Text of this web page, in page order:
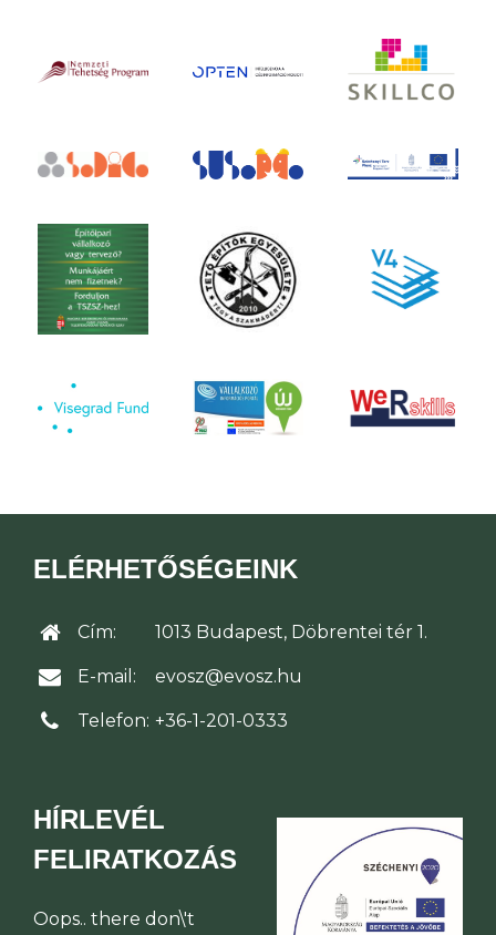
ELÉRHETŐSÉGEINK
Cím: 1013 Budapest, Döbrentei tér 1.
E-mail: evosz@evosz.hu
Telefon: +36-1-201-0333
HÍRLEVÉL
FELIRATKOZÁS
Oops.. there don\'t